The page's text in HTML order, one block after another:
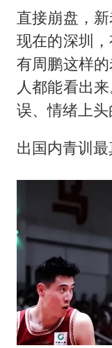
直接崩盘，
现在的深圳
有周鹏这样
人都能看出
误、情绪上头
出国内青训